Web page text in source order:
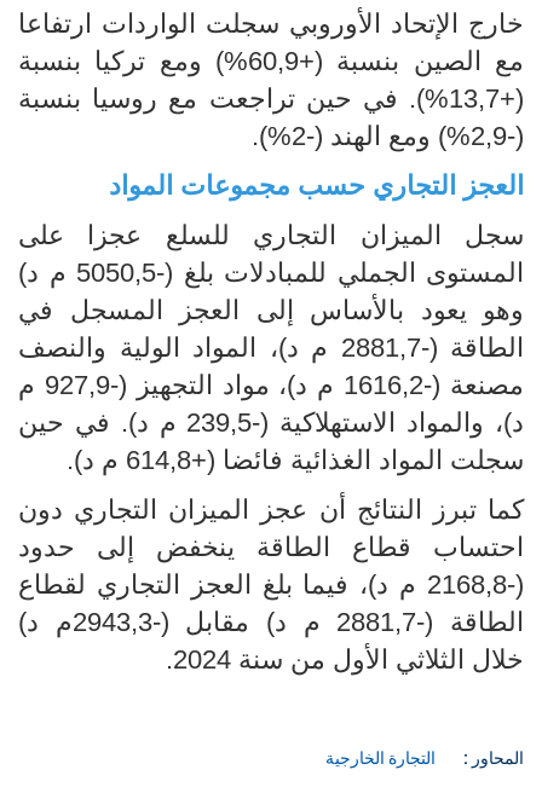
خارج الإتحاد الأوروبي سجلت الواردات ارتفاعا
مع الصين بنسبة (+60,9%) ومع تركيا بنسبة
(+13,7%). في حين تراجعت مع روسيا بنسبة
(-2,9%) ومع الهند (-2%).
العجز التجاري حسب مجموعات المواد
سجل الميزان التجاري للسلع عجزا على
المستوى الجملي للمبادلات بلغ (-5050,5 م د)
وهو يعود بالأساس إلى العجز المسجل في
الطاقة (-2881,7 م د)، المواد الولية والنصف
مصنعة (-1616,2 م د)، مواد التجهيز (-927,9 م
د)، والمواد الاستهلاكية (-239,5 م د). في حين
سجلت المواد الغذائية فائضا (+614,8 م د).
كما تبرز النتائج أن عجز الميزان التجاري دون
احتساب قطاع الطاقة ينخفض إلى حدود
(-2168,8 م د)، فيما بلغ العجز التجاري لقطاع
الطاقة (-2881,7 م د) مقابل (-2943,3م د)
خلال الثلاثي الأول من سنة 2024.
المحاور : التجارة الخارجية